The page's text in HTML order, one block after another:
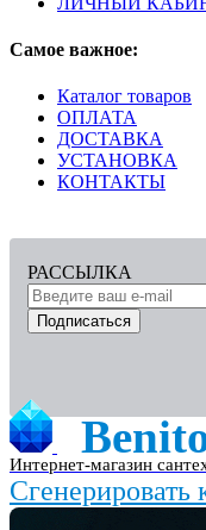
Самое важное:
Каталог товаров
ОПЛАТА
ДОСТАВКА
УСТАНОВКА
КОНТАКТЫ
РАССЫЛКА
Подписаться
Интернет-магазин
Сгенерировать